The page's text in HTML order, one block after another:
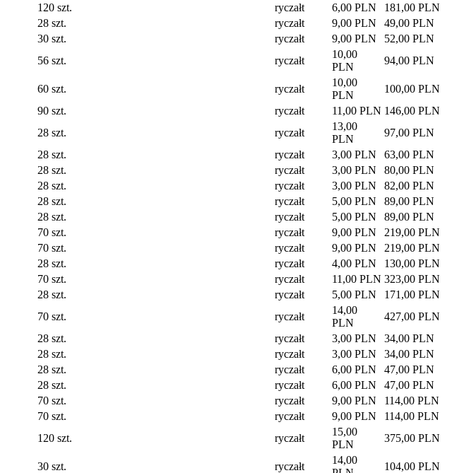
120 szt. ryczałt 6,00 PLN
181,00 PLN
28 szt. ryczałt 9,00 PLN
49,00 PLN
30 szt. ryczałt 9,00 PLN
52,00 PLN
56 szt. ryczałt
10,00
PLN
94,00 PLN
60 szt. ryczałt
10,00
PLN
100,00 PLN
90 szt. ryczałt 11,00 PLN 146,00 PLN
28 szt. ryczałt
13,00
PLN
97,00 PLN
28 szt. ryczałt 3,00 PLN
63,00 PLN
28 szt. ryczałt 3,00 PLN
80,00 PLN
28 szt. ryczałt 3,00 PLN
82,00 PLN
28 szt. ryczałt 5,00 PLN
89,00 PLN
28 szt. ryczałt 5,00 PLN
89,00 PLN
70 szt. ryczałt 9,00 PLN
219,00 PLN
70 szt. ryczałt 9,00 PLN
219,00 PLN
28 szt. ryczałt 4,00 PLN
130,00 PLN
70 szt. ryczałt 11,00 PLN 323,00 PLN
28 szt. ryczałt 5,00 PLN
171,00 PLN
70 szt. ryczałt
14,00
PLN
427,00 PLN
28 szt. ryczałt 3,00 PLN
34,00 PLN
28 szt. ryczałt 3,00 PLN
34,00 PLN
28 szt. ryczałt 6,00 PLN
47,00 PLN
28 szt. ryczałt 6,00 PLN
47,00 PLN
70 szt. ryczałt 9,00 PLN
114,00 PLN
70 szt. ryczałt 9,00 PLN
114,00 PLN
120 szt. ryczałt
15,00
PLN
375,00 PLN
30 szt. ryczałt
14,00
104,00 PLN